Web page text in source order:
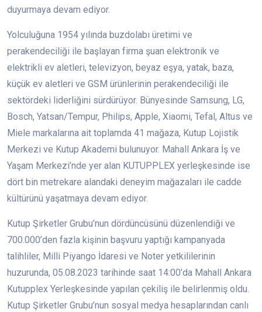
duyurmaya devam ediyor.
Yolculuğuna 1954 yılında buzdolabı üretimi ve
perakendeciliği ile başlayan firma şuan elektronik ve
elektrikli ev aletleri, televizyon, beyaz eşya, yatak, baza,
küçük ev aletleri ve GSM ürünlerinin perakendeciliği ile
sektördeki liderliğini sürdürüyor. Bünyesinde Samsung, LG,
Bosch, Yatsan/Tempur, Philips, Apple, Xiaomi, Tefal, Altus ve
Miele markalarına ait toplamda 41 mağaza, Kutup Lojistik
Merkezi ve Kutup Akademi bulunuyor. Mahall Ankara İş ve
Yaşam Merkezi’nde yer alan KUTUPPLEX yerleşkesinde ise
dört bin metrekare alandaki deneyim mağazaları ile cadde
kültürünü yaşatmaya devam ediyor.
Kutup Şirketler Grubu’nun dördüncüsünü düzenlendiği ve
700.000’den fazla kişinin başvuru yaptığı kampanyada
talihliler, Milli Piyango İdaresi ve Noter yetkililerinin
huzurunda, 05.08.2023 tarihinde saat 14:00’da Mahall Ankara
Kutupplex Yerleşkesinde yapılan çekiliş ile belirlenmiş oldu.
Kutup Şirketler Grubu’nun sosyal medya hesaplarından canlı